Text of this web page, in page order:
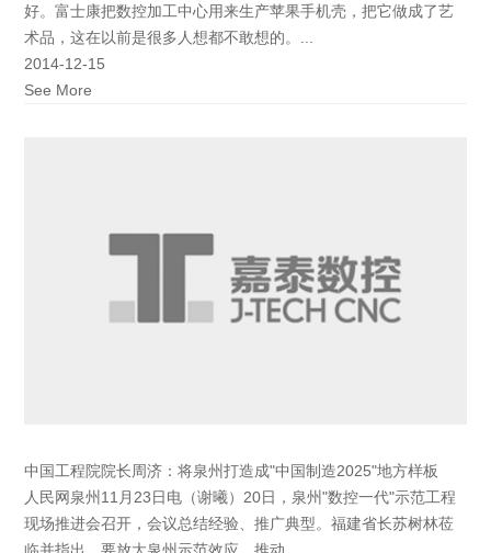
好。富士康把数控加工中心用来生产苹果手机壳，把它做成了艺
术品，这在以前是很多人想都不敢想的。...
2014-12-15
See More
中国工程院院长周济：将泉州打造成"中国制造2025"地方样板
人民网泉州11月23日电（谢曦）20日，泉州"数控一代"示范工程
现场推进会召开，会议总结经验、推广典型。福建省长苏树林莅